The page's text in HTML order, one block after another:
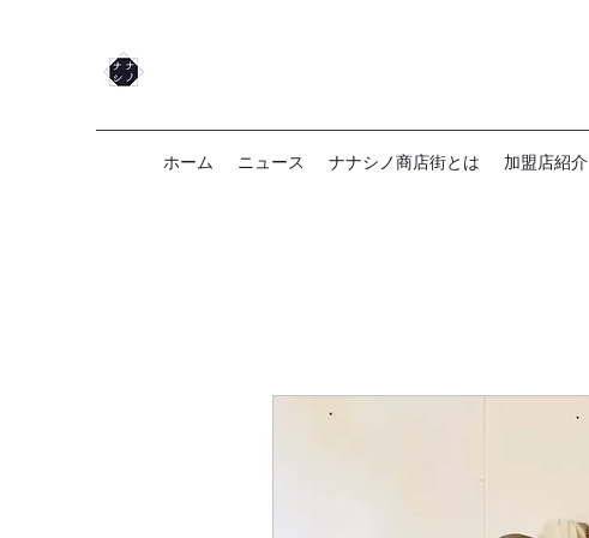
ホーム ニュース ナナシノ商店街とは 加盟店紹介